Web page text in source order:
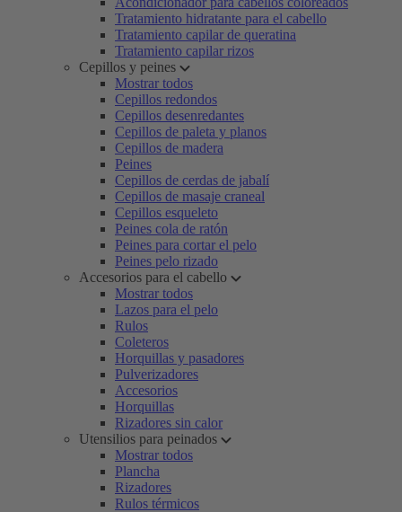
Tratamiento hidratante para el cabello
Tratamiento capilar de queratina
Tratamiento capilar rizos
Cepillos y peines
Mostrar todos
Cepillos redondos
Cepillos desenredantes
Cepillos de paleta y planos
Cepillos de madera
Peines
Cepillos de cerdas de jabalí
Cepillos de masaje craneal
Cepillos esqueleto
Peines cola de ratón
Peines para cortar el pelo
Peines pelo rizado
Accesorios para el cabello
Mostrar todos
Lazos para el pelo
Rulos
Coleteros
Horquillas y pasadores
Pulverizadores
Accesorios
Horquillas
Rizadores sin calor
Utensilios para peinados
Mostrar todos
Plancha
Rizadores
Rulos térmicos